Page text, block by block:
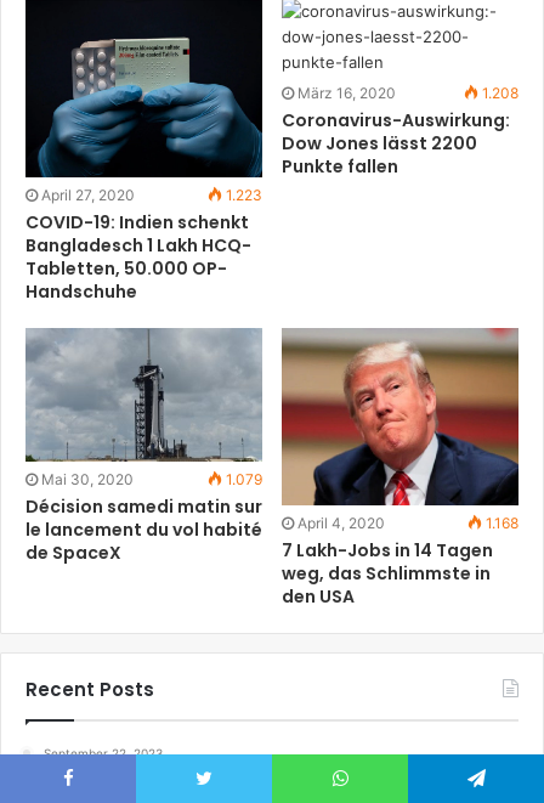
April 27, 2020 1.223
COVID-19: Indien schenkt
Bangladesch 1 Lakh HCQ-
Tabletten, 50.000 OP-
Handschuhe
März 16, 2020 1.208
Coronavirus-Auswirkung:
Dow Jones lässt 2200
Punkte fallen
Mai 30, 2020 1.079
Décision samedi matin sur
le lancement du vol habité
de SpaceX
April 4, 2020 1.168
7 Lakh-Jobs in 14 Tagen
weg, das Schlimmste in
den USA
Recent Posts
September 22, 2023
Lokomotive Moskau: Aktuelle Entwicklungen und